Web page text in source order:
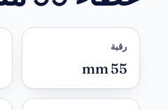
رقبة
55 mm